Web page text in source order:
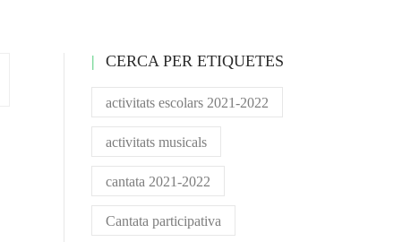
CERCA PER ETIQUETES
activitats escolars 2021-2022
activitats musicals
cantata 2021-2022
Cantata participativa